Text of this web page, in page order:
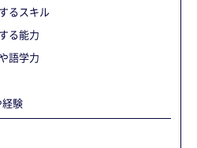
るスキル
る能力
語学力
験